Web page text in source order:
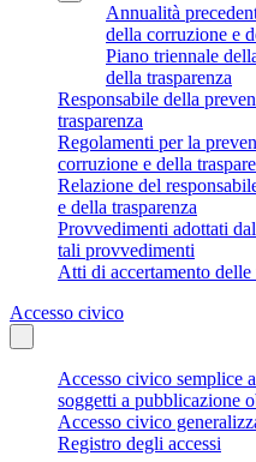
Annualità
della corruzione e
Piano triennale
della trasparenza
Responsabile della
trasparenza
Regolamenti per la
corruzione e della
Relazione del
e della trasparenza
Provvedimenti adottati
tali provvedimenti
Atti di accertamento
Accesso civico
Accesso civico semplice
soggetti a pubblicazione
Accesso civico
Registro degli accessi